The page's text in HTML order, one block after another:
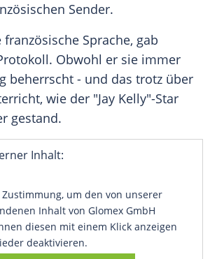
Sender.
Sprache, gab
Obwohl er sie immer
beherrscht - und das trotz über
wie der "Jay Kelly"-Star
gestand.
Inhalt:
um den von unserer
Inhalt von Glomex GmbH
diesen mit einem Klick anzeigen
deaktivieren.